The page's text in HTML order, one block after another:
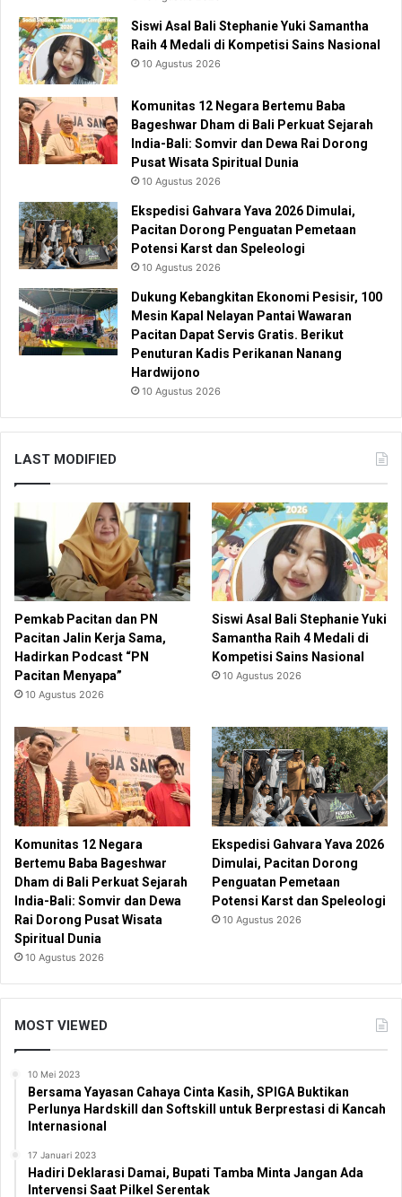
Siswi Asal Bali Stephanie Yuki Samantha
Raih 4 Medali di Kompetisi Sains Nasional
10 Agustus 2026
Komunitas 12 Negara Bertemu Baba
Bageshwar Dham di Bali Perkuat Sejarah
India-Bali: Somvir dan Dewa Rai Dorong
Pusat Wisata Spiritual Dunia
10 Agustus 2026
Ekspedisi Gahvara Yava 2026 Dimulai,
Pacitan Dorong Penguatan Pemetaan
Potensi Karst dan Speleologi
10 Agustus 2026
Dukung Kebangkitan Ekonomi Pesisir, 100
Mesin Kapal Nelayan Pantai Wawaran
Pacitan Dapat Servis Gratis. Berikut
Penuturan Kadis Perikanan Nanang
Hardwijono
10 Agustus 2026
LAST MODIFIED
Pemkab Pacitan dan PN
Pacitan Jalin Kerja Sama,
Hadirkan Podcast “PN
Pacitan Menyapa”
10 Agustus 2026
Siswi Asal Bali Stephanie Yuki
Samantha Raih 4 Medali di
Kompetisi Sains Nasional
10 Agustus 2026
Komunitas 12 Negara
Bertemu Baba Bageshwar
Dham di Bali Perkuat Sejarah
India-Bali: Somvir dan Dewa
Rai Dorong Pusat Wisata
Spiritual Dunia
10 Agustus 2026
Ekspedisi Gahvara Yava 2026
Dimulai, Pacitan Dorong
Penguatan Pemetaan
Potensi Karst dan Speleologi
10 Agustus 2026
MOST VIEWED
10 Mei 2023
Bersama Yayasan Cahaya Cinta Kasih, SPIGA Buktikan
Perlunya Hardskill dan Softskill untuk Berprestasi di Kancah
Internasional
17 Januari 2023
Hadiri Deklarasi Damai, Bupati Tamba Minta Jangan Ada
Intervensi Saat Pilkel Serentak